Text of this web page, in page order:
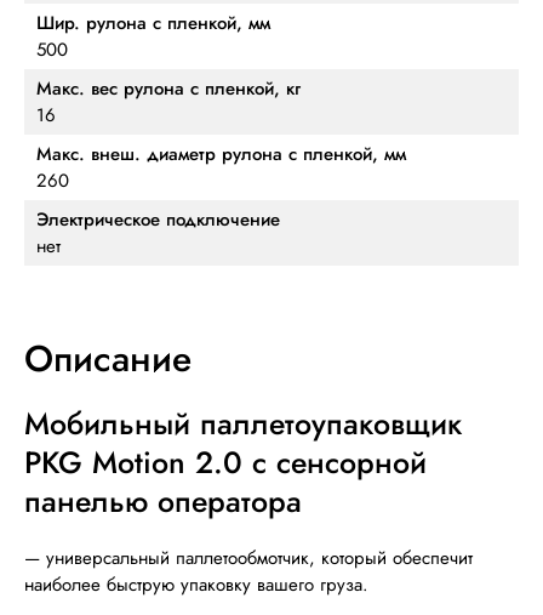
Шир. рулона с пленкой, мм
500
Макс. вес рулона с пленкой, кг
16
Макс. внеш. диаметр рулона с пленкой, мм
260
Электрическое подключение
нет
Описание
Мобильный паллетоупаковщик
PKG Motion 2.0 с сенсорной
панелью оператора
— универсальный паллетообмотчик, который обеспечит
наиболее быструю упаковку вашего груза.